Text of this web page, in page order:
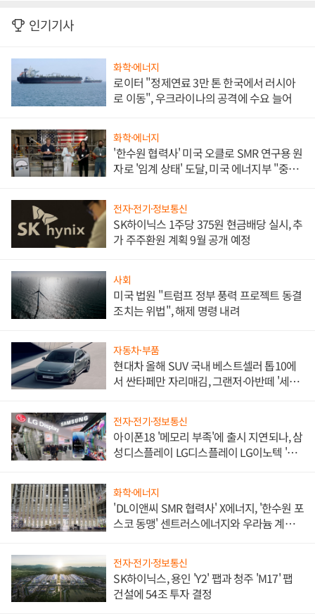
인기기사
화학·에너지
로이터 "정제연료 3만 톤 한국에서 러시아
로 이동", 우크라이나의 공격에 수요 늘어
화학·에너지
'한수원 협력사' 미국 오클로 SMR 연구용 원
자로 '임계 상태' 도달, 미국 에너지부 "중요
전자·전기·정보통신
SK하이닉스 1주당 375원 현금배당 실시, 추
가 주주환원 계획 9월 공개 예정
사회
미국 법원 "트럼프 정부 풍력 프로젝트 동결
조치는 위법", 해제 명령 내려
자동차·부품
현대차 올해 SUV 국내 베스트셀러 톱10에
서 싼타페만 자리매김, 그랜저·아반떼 '세단
전자·전기·정보통신
아이폰18 '메모리 부족'에 출시 지연되나, 삼
성디스플레이 LG디스플레이 LG이노텍 '탈
화학·에너지
'DL이앤씨 SMR 협력사' X에너지, '한수원 포
스코 동맹' 센트러스에너지와 우라늄 계약
전자·전기·정보통신
SK하이닉스, 용인 'Y2' 팹과 청주 'M17' 팹
건설에 54조 투자 결정